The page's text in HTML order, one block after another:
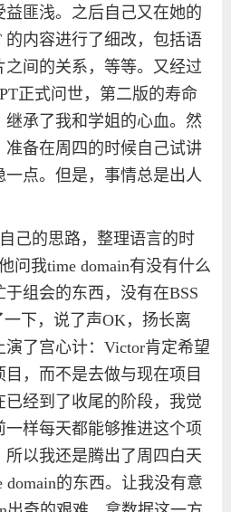
匪浅。之后自己又在她的
的内容进行了细改，包括语
间的关系，等等。又经过
正式问世，第二版的寿命
承了我和学姐的心血。然
准备在周四的时候自己试讲
点。但是，事情总是出人
己的思路，整理语言的时
问我time domain有没有什么
组会的东西，没有在BSS
下，说了声OK ，扬长离
了宫心计： Victor肯定希望
，而不是去做与现在项目
经到了收尾的阶段，我觉
样每天都能够推进这个项
所以我还是腾出了周四白天
domain的东西。让我没有意